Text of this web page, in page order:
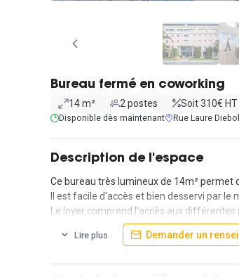
Bureau fermé en coworking
14 m² 2 postes Soit 310€
Disponible dès maintenant Rue Laure
Description de l'espace
Ce bureau très lumineux de 14m² permet
Il est facile d'accès et bien desservi par le
Le loyer comprend l'accès aux différentes
Lire plus Demander un